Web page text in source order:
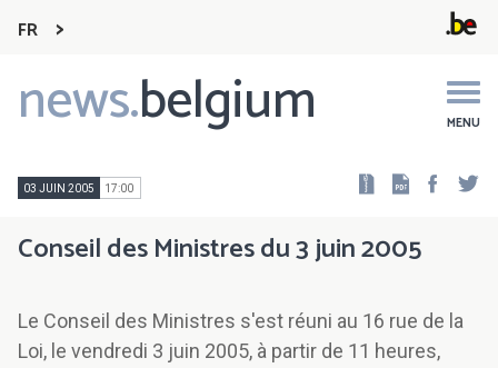
FR
news.belgium MENU
Main
navigation
03 JUIN 2005 17:00
Conseil des Ministres du 3 juin 2005
Le Conseil des Ministres s'est réuni au 16 rue de la
Loi, le vendredi 3 juin 2005, à partir de 11 heures,